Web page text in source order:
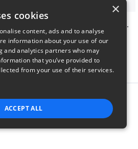
Persian Cat watching Cats TV
$7
this product
×
cookies
content, ads and to analyse
information about your use of our
and analytics partners who may
that you’ve provided to
from your use of their services.
ACCEPT ALL
PERFORMANCE